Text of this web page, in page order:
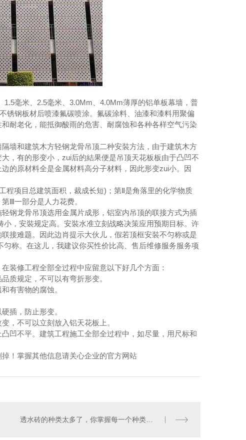
毫米、2.5毫米、3.0Mm、4.0Mm薄厚的铝单板幕墙，普
锈钢板材后喷漆氟碳喷涂。氟碳涂料、油漆和漆料用聚偏
耐老化，能抵御酸雨的危害、耐腐蚀和各种各样空气污染
和建筑木方轻钢龙骨吊顶二种安裝方法，由于建筑木方
，有的形变小，zui后的結果便是吊顶天花板板由于凸凹不
的原材料全是金属材料高分子材料，因此形变zui小。因
项目总建筑面积，裁成长短)；第Ⅱ是角落里的化学物质
Ⅲ一部分是人力花费。
龙骨吊顶选用金属片成形，铝室内吊顶的联接方式为插
，安裝规定高。安裝水准立刻战略决策应用预期目标。许
接难题。因此边肖提示大伙儿，假若顶框安裝不匀称或是
称。在这儿，我建议你买性价比高、售后维修服务服务项
修工程全部全过程中应留意以下好几个方面：
规定，不可以有弯折形变。
有害物的腐蚀。
插，防止形变。
不可以立刻放入铝天花板上。
不平。建筑工程施工全部全过程中，如尽量，用尺标和
！掌握其他信息请关心企业的官方网站
透水砖的种类太多了，你掌握每一个种类透水砖都有哪些特性吗？